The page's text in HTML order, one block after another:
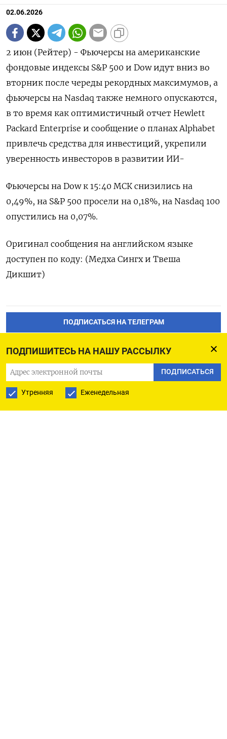
ПОДПИШИТЕСЬ НА НАШУ РАССЫЛКУ
ПОДПИСАТЬСЯ
Утренняя Еженедельная
02.06.2026
2 июн (Рейтер) - Фьючерсы на американские
фондовые индексы S&P ‌500 и Dow идут вниз во ​
вторник ​после череды рекордных ​максимумов, а
⁠фьючерсы ‌на Nasdaq ‌также немного опускаются,
в то время ​как оптимистичный ‌отчет Hewlett ​
Packard Enterprise и сообщение ‌о планах Alphabet
привлечь средства для инвестиций, укрепили ​
уверенность инвесторов ​в ‌развитии ИИ-
Фьючерсы на ​Dow к 15:40 МСК снизились на
0,49%, на S&P 500 просели на 0,18%, ​на ⁠Nasdaq 100
опустились на 0,07%.
Оригинал сообщения ‌на английском ‌языке
доступен по ​коду: (Медха Сингх и ‌Твеша
Дикшит)
ПОДПИСАТЬСЯ НА ТЕЛЕГРАМ
ПОДПИСАТЬСЯ В GOOGLE